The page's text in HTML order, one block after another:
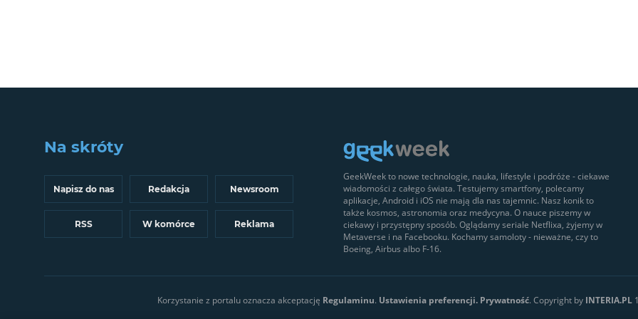
Na skróty
Napisz do nas Redakcja Newsroom
RSS W komórce Reklama
GeekWeek to nowe technologie, nauka, lifestyle i podróże - ciekawe
wiadomości z całego świata. Testujemy smartfony, polecamy
aplikacje, Android i iOS nie mają dla nas tajemnic. Nasz konik to
także kosmos, astronomia oraz medycyna. O nauce piszemy w
ciekawy i przystępny sposób. Oglądamy seriale Netflixa, żyjemy w
Metaverse i na Facebooku. Kochamy samoloty - nieważne, czy to
Boeing, Airbus albo F-16.
Korzystanie z portalu oznacza akceptację Regulaminu. Ustawienia preferencji. Prywatność. Copyright by INTERIA.PL